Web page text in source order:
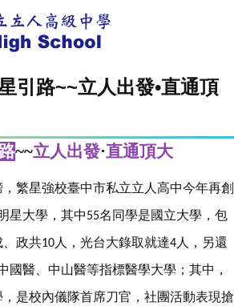
引路~~立人出發•直通頂
~~立人出發·直通頂大
繁星強校臺中市私立立人高中今年再創
星大學，其中55名同學是國立大學，包
政共10人，光台大錄取就達4人，另還
國醫、中山醫等指標醫學大學；其中，
是校內儀隊首席刀官，社團活動表現搶